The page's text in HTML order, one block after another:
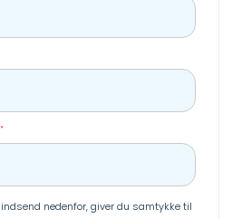
*
nedenfor, giver du samtykke til